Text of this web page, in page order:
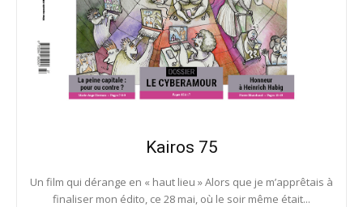
Kairos 75
Un film qui dérange en « haut lieu » Alors que je m’apprêtais à
finaliser mon édito, ce 28 mai, où le soir même était...